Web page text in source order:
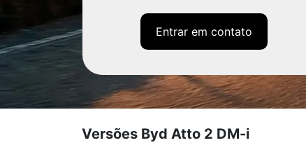
Entrar em contato
Versões Byd Atto 2 DM-i